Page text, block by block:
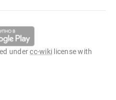
undercc-wiki license with